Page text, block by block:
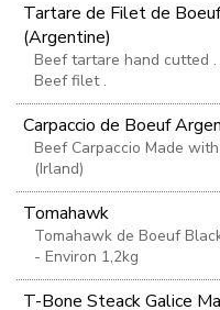
Tartare de Filet de
(Argentine)
Beef tartare hand cutted
Beef filet .
Carpaccio de Boeuf
Beef Carpaccio Made
(Irland)
Tomahawk
Tomahawk de Boeuf
- Environ 1,2kg
T-Bone Steack Galice